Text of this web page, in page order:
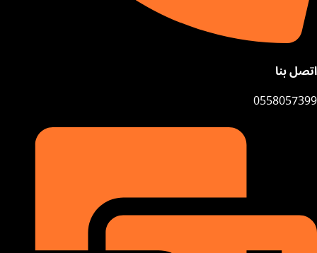
اتصل بنا
0558057399